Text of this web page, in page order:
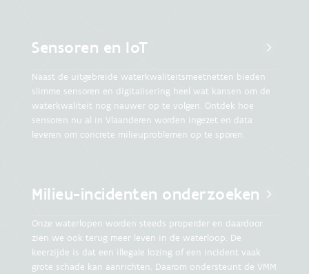
Sensoren en IoT
Naast de uitgebreide waterkwaliteitsmeetnetten bieden
slimme sensoren en digitalisering heel wat kansen om de
waterkwaliteit nog nauwer op te volgen. Ontdek hoe
sensoren nu al in Vlaanderen worden ingezet en data
leveren om concrete milieuproblemen op te sporen.
Milieu-incidenten onderzoeken
Onze waterlopen worden steeds properder en daardoor
zien we ook terug meer leven in de waterloop. De
keerzijde is dat een illegale lozing of een incident vaak
grote schade kan aanrichten. Daarom ondersteunt de VMM